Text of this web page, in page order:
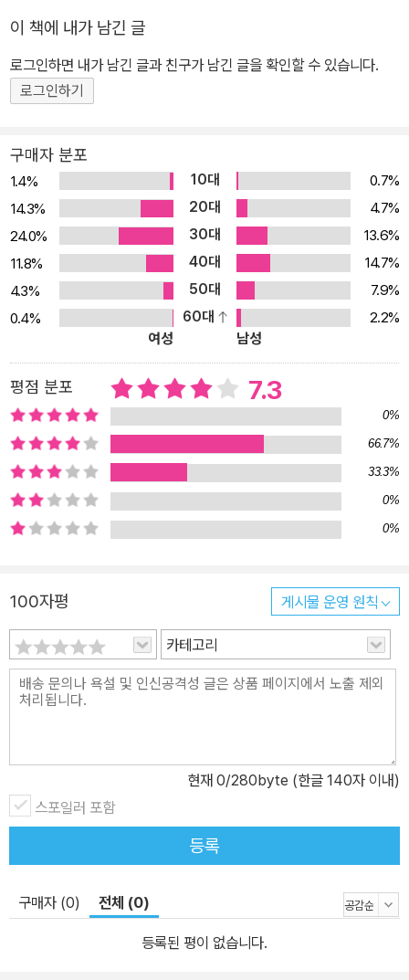
이 책에 내가 남긴 글
로그인하면 내가 남긴 글과 친구가 남긴 글을 확인할 수 있습니다.
로그인하기
구매자 분포
1.4% 10대
0.7%
14.3%
20대
4.7%
24.0%
30대
13.6%
11.8%
40대
14.7%
4.3%
50대
7.9%
0.4%
60대
2.2%
여성
남성
평점 분포 7.3
0%
66.7%
33.3%
0%
0%
100자평 게시물 운영 원칙
카테고리
현재 0/280byte (한글 140자 이내)
스포일러 포함
등록
구매자 (0) 전체 (0)
등록된 평이 없습니다.